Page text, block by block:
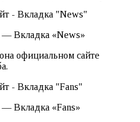
— Вкладка «News»
официальном сайте
— Вкладка «Fans»